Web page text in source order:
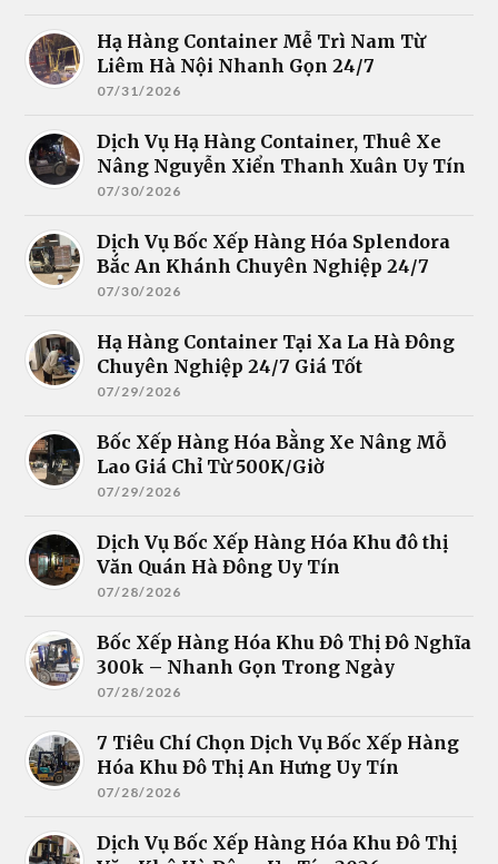
Hạ Hàng Container Mễ Trì Nam Từ
Liêm Hà Nội Nhanh Gọn 24/7
07/31/2026
Dịch Vụ Hạ Hàng Container, Thuê Xe
Nâng Nguyễn Xiển Thanh Xuân Uy Tín
07/30/2026
Dịch Vụ Bốc Xếp Hàng Hóa Splendora
Bắc An Khánh Chuyên Nghiệp 24/7
07/30/2026
Hạ Hàng Container Tại Xa La Hà Đông
Chuyên Nghiệp 24/7 Giá Tốt
07/29/2026
Bốc Xếp Hàng Hóa Bằng Xe Nâng Mỗ
Lao Giá Chỉ Từ 500K/Giờ
07/29/2026
Dịch Vụ Bốc Xếp Hàng Hóa Khu đô thị
Văn Quán Hà Đông Uy Tín
07/28/2026
Bốc Xếp Hàng Hóa Khu Đô Thị Đô Nghĩa
300k – Nhanh Gọn Trong Ngày
07/28/2026
7 Tiêu Chí Chọn Dịch Vụ Bốc Xếp Hàng
Hóa Khu Đô Thị An Hưng Uy Tín
07/28/2026
Dịch Vụ Bốc Xếp Hàng Hóa Khu Đô Thị